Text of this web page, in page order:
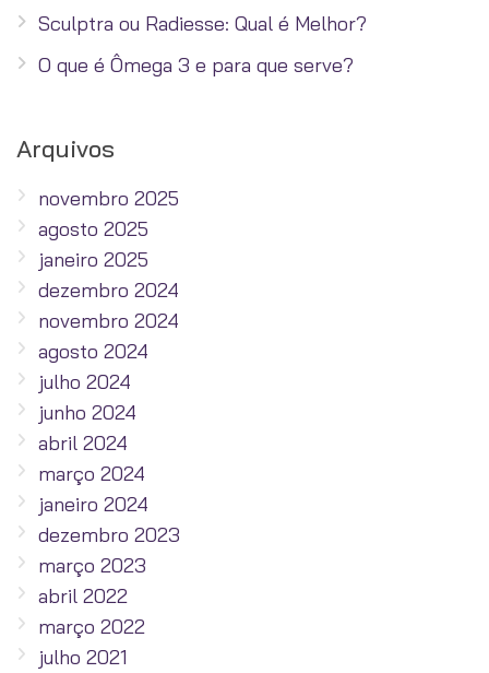
Sculptra ou Radiesse: Qual é Melhor?
O que é Ômega 3 e para que serve?
Arquivos
novembro 2025
agosto 2025
janeiro 2025
dezembro 2024
novembro 2024
agosto 2024
julho 2024
junho 2024
abril 2024
março 2024
janeiro 2024
dezembro 2023
março 2023
abril 2022
março 2022
julho 2021